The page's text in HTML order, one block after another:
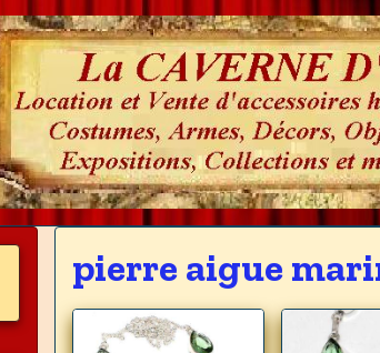
pierre aigue